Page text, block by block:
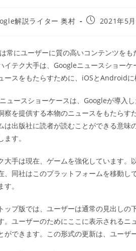
解説ライター 奥村
投
開
日:
2021年5
常にユーザーに質の高いコンテンツを
イテク大手は、Googleニュースショー
ースをもたらすために、iOSとAndroidに
ュースショーケースは、Googleが導入
察を提供する本物のニュースをもたらす
は出版社に読者が読むことができる意
ます。
大手は現在、ゲームを強化しています
、同社はこのプラットフォームを移動
す。
ップ版では、ユーザーは通常の見出し
。ユーザーのためにここに表示される
ができます。この形式の更新は、ユーザ